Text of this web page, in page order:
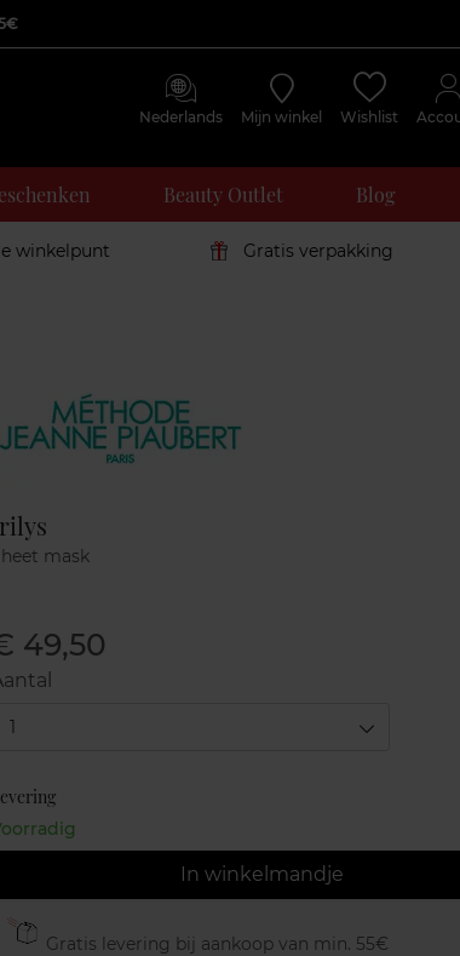
Nederlands Mijn winkel Wishlist
Beauty Outlet Blog
winkelpunt Gratis verpakking
mask
49,50
1
In winkelmandje
Gratis levering bij aankoop van min. 55€